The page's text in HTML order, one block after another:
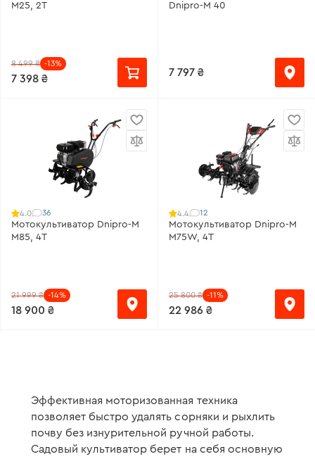
M25, 2Т
8 499 ₴ -13%
7 398 ₴
Dnipro-M 40
7 797 ₴
4.0 36
Мотокультиватор Dnipro-M
M85, 4Т
21 999 ₴ -14%
18 900 ₴
4.4 12
Мотокультиватор Dnipro-M
M75W, 4Т
25 800 ₴ -11%
22 986 ₴
Эффективная моторизованная техника
позволяет быстро удалять сорняки и рыхлить
почву без изнурительной ручной работы.
Садовый культиватор берет на себя основную